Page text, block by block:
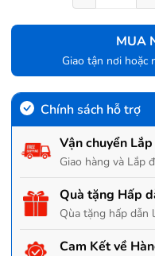
MUA
Giao tận nơi hoặc
Chính sách hỗ trợ
Vận chuyển
Giao hàng và Lắp
Quà tặng Hấp
Qùa tặng hấp dẫn
Cam Kết về